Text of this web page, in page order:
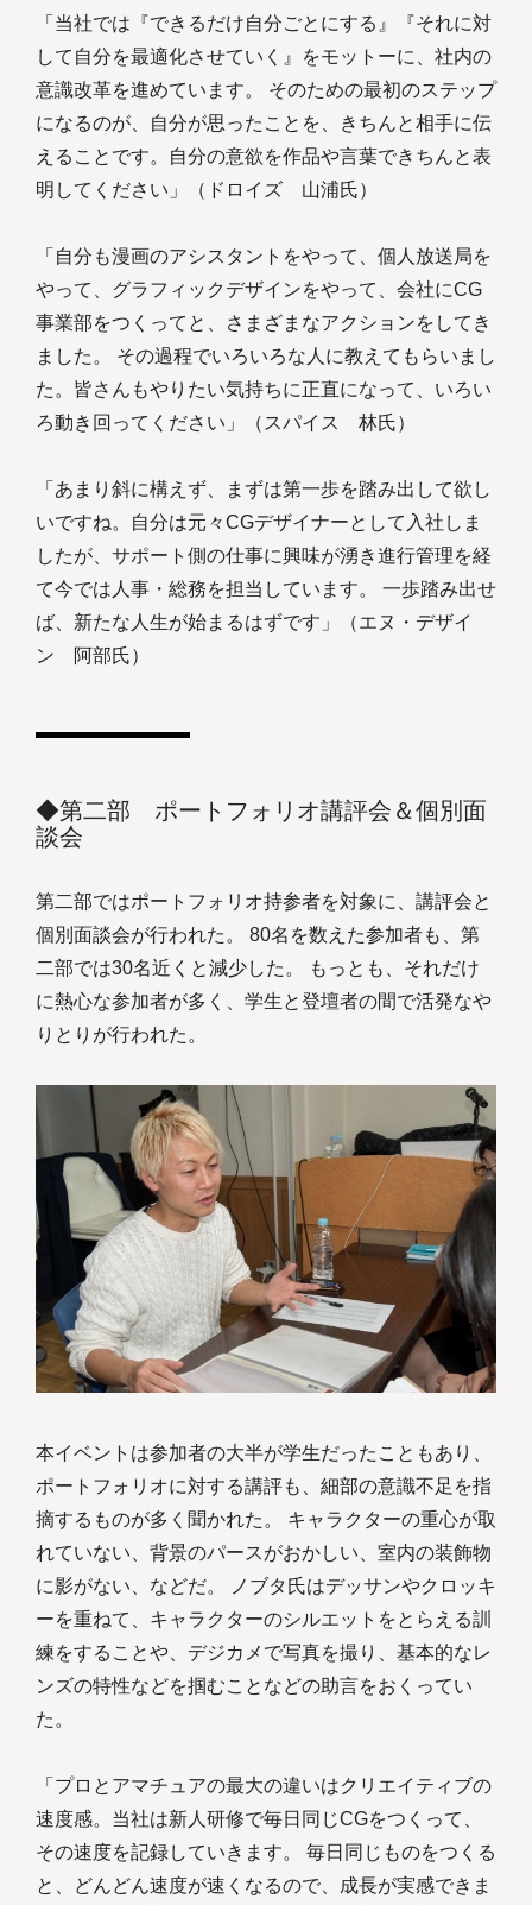
「当社では『できるだけ自分ごとにする』『それに対
して自分を最適化させていく』をモットーに、社内の
意識改革を進めています。 そのための最初のステップ
になるのが、自分が思ったことを、きちんと相手に伝
えることです。自分の意欲を作品や言葉できちんと表
明してください」（ドロイズ 山浦氏）
「自分も漫画のアシスタントをやって、個人放送局を
やって、グラフィックデザインをやって、会社にCG
事業部をつくってと、さまざまなアクションをしてき
ました。 その過程でいろいろな人に教えてもらいまし
た。皆さんもやりたい気持ちに正直になって、いろい
ろ動き回ってください」（スパイス 林氏）
「あまり斜に構えず、まずは第一歩を踏み出して欲し
いですね。自分は元々CGデザイナーとして入社しま
したが、サポート側の仕事に興味が湧き進行管理を経
て今では人事・総務を担当しています。 一歩踏み出せ
ば、新たな人生が始まるはずです」（エヌ・デザイ
ン 阿部氏）
◆第二部 ポートフォリオ講評会＆個別面
談会
第二部ではポートフォリオ持参者を対象に、講評会と
個別面談会が行われた。 80名を数えた参加者も、第
二部では30名近くと減少した。 もっとも、それだけ
に熱心な参加者が多く、学生と登壇者の間で活発なや
りとりが行われた。
本イベントは参加者の大半が学生だったこともあり、
ポートフォリオに対する講評も、細部の意識不足を指
摘するものが多く聞かれた。 キャラクターの重心が取
れていない、背景のパースがおかしい、室内の装飾物
に影がない、などだ。 ノブタ氏はデッサンやクロッキ
ーを重ねて、キャラクターのシルエットをとらえる訓
練をすることや、デジカメで写真を撮り、基本的なレ
ンズの特性などを掴むことなどの助言をおくってい
た。
「プロとアマチュアの最大の違いはクリエイティブの
速度感。当社は新人研修で毎日同じCGをつくって、
その速度を記録していきます。 毎日同じものをつくる
と、どんどん速度が速くなるので、成長が実感できま